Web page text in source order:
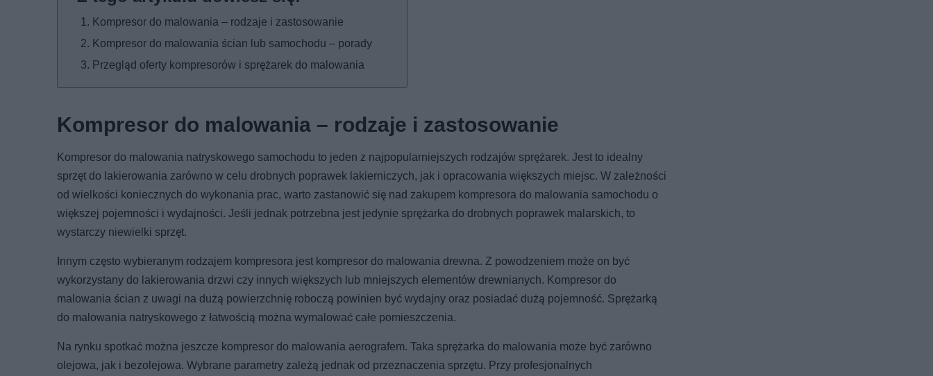
Kompresor do malowania – rodzaje i zastosowanie
Kompresor do malowania ścian lub samochodu – porady
Przegląd oferty kompresorów i sprężarek do malowania
Kompresor do malowania – rodzaje i zastosowanie
Kompresor do malowania natryskowego samochodu to jeden z najpopularniejszych rodzajów sprężarek. Jest to idealny
sprzęt do lakierowania zarówno w celu drobnych poprawek lakierniczych, jak i opracowania większych miejsc. W zależności
od wielkości koniecznych do wykonania prac, warto zastanowić się nad zakupem kompresora do malowania samochodu o
większej pojemności i wydajności. Jeśli jednak potrzebna jest jedynie sprężarka do drobnych poprawek malarskich, to
wystarczy niewielki sprzęt.
Innym często wybieranym rodzajem kompresora jest kompresor do malowania drewna. Z powodzeniem może on być
wykorzystany do lakierowania drzwi czy innych większych lub mniejszych elementów drewnianych. Kompresor do
malowania ścian z uwagi na dużą powierzchnię roboczą powinien być wydajny oraz posiadać dużą pojemność. Sprężarką
do malowania natryskowego z łatwością można wymalować całe pomieszczenia.
Na rynku spotkać można jeszcze kompresor do malowania aerografem. Taka sprężarka do malowania może być zarówno
olejowa, jak i bezolejowa. Wybrane parametry zależą jednak od przeznaczenia sprzętu. Przy profesjonalnych